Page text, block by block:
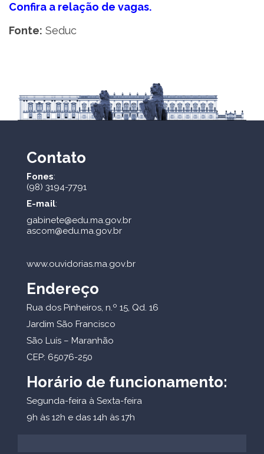
Confira a relação de vagas.
Fonte: Seduc
Contato
Fones:
(98) 3194-7791
E-mail:
gabinete@edu.ma.gov.br
ascom@edu.ma.gov.br
www.ouvidorias.ma.gov.br
Endereço
Rua dos Pinheiros, n.º 15, Qd. 16
Jardim São Francisco
São Luís – Maranhão
CEP: 65076-250
Horário de funcionamento:
Segunda-feira à Sexta-feira
9h às 12h e das 14h às 17h